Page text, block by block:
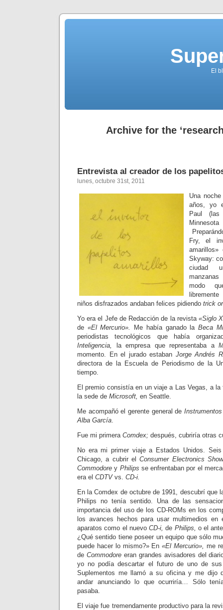
El
Archive for the
Entrevista al creador de los
lunes, octubre 31st, 2011
Una
años, yo
Paul (las
Fry, el
Skyway:
ciudad
modo
niños disfrazados andaban felices pidiendo trick
Yo era el Jefe de Redacción de la revista «Siglo
de «El Mercurio». Me había ganado laBeca
periodistas tecnológicos que había
Inteligencia,
la empresa que representaba a
momento. En el jurado estaban Jorge Andrés
directora de la Escuela de Periodismo de la
tiempo.
El premio consistía en un viaje a Las Vegas, a
la sede de Microsoft, en Seattle.
Me acompañó el gerente general de
Alba García.
Fue mi primera Comdex; después, cubriría otras
No era mi primer viaje a Estados Unidos.
Chicago, a cubrir elConsumer Electronics
Commodore y Philips se enfrentaban por el
era el CDTVvs. CD-i.
En la Comdex de octubre de 1991, descubrí que
Philips no tenía sentido. Una de las
importancia del uso de los CD-ROMs en los
los avances hechos para usar multimedios en
aparatos como el nuevo CD-i, de Philips, o el
¿Qué sentido tiene poseer un equipo que sólo
puede hacer lo mismo?» En«El Mercurio», me
de Commodoreeran grandes avisadores del
yo no podía descartar el futuro de uno de
Suplementos me llamó a su oficina y me dijo
andar anunciando lo que ocurriría… Sólo
pasaba.
El viaje fue tremendamente productivo para la